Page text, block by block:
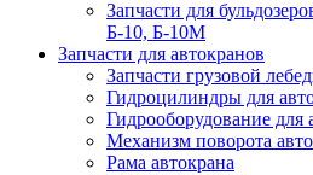
Запчасти для
Б-10, Б-10М
Запчасти для автокранов
Запчасти грузовой
Гидроцилиндры для
Гидрооборудование для
Механизм поворота
Рама автокрана